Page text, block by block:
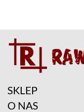
SKLEP
O NAS